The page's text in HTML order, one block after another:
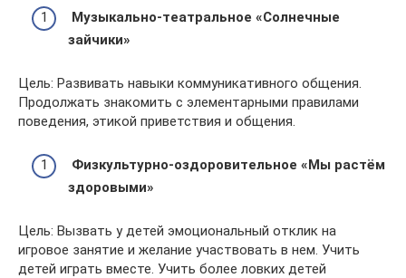
Музыкально-театральное «Солнечные
зайчики»
Цель: Развивать навыки коммуникативного общения.
Продолжать знакомить с элементарными правилами
поведения, этикой приветствия и общения.
Физкультурно-оздоровительное «Мы растём
здоровыми»
Цель: Вызвать у детей эмоциональный отклик на
игровое занятие и желание участвовать в нем. Учить
детей играть вместе. Учить более ловких детей